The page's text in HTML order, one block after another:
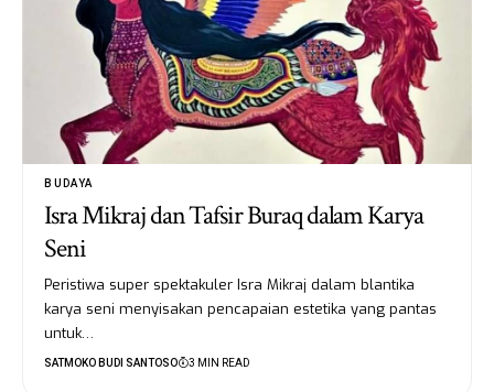
BUDAYA
Isra Mikraj dan Tafsir Buraq dalam Karya
Seni
Peristiwa super spektakuler Isra Mikraj dalam blantika
karya seni menyisakan pencapaian estetika yang pantas
untuk…
SATMOKO BUDI SANTOSO 3 MIN READ